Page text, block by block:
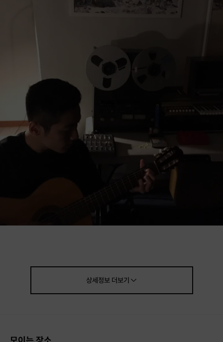
초보 입문자, 비기너, 중급자들을 위한
호스트 범프기타 이현우입니다.
상세정보더보기